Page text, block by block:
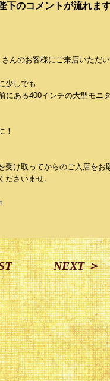
のコメントが流れます
んのお客様にご来店いただ
少しでも
ある400インチの大型モニ
！
け取ってからのご入店をお
さいませ。
NEXT ＞